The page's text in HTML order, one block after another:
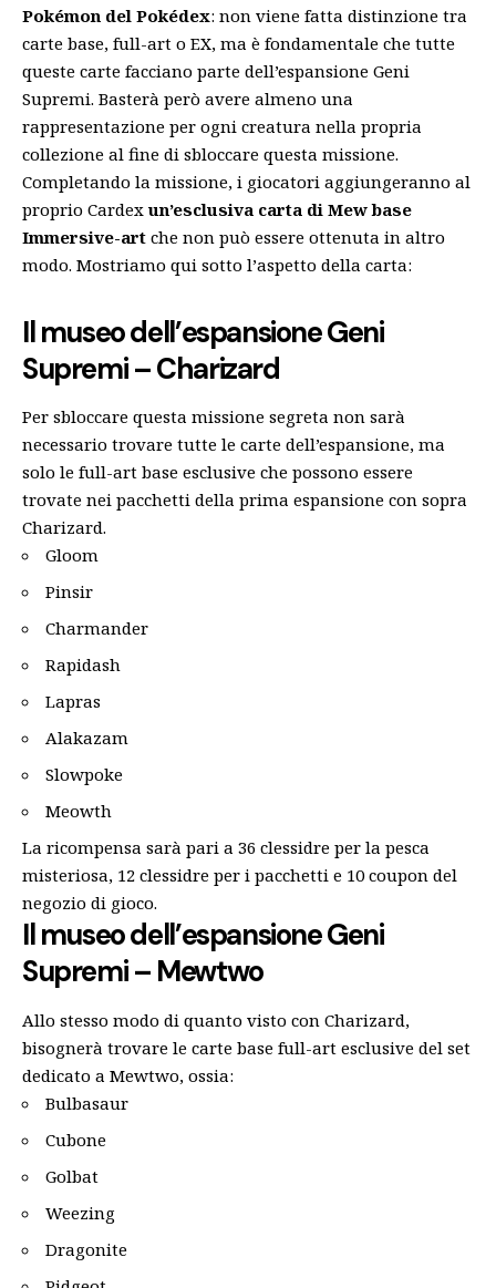
Pokémon del Pokédex: non viene fatta distinzione tra
carte base, full-art o EX, ma è fondamentale che tutte
queste carte facciano parte dell’espansione Geni
Supremi. Basterà però avere almeno una
rappresentazione per ogni creatura nella propria
collezione al fine di sbloccare questa missione.
Completando la missione, i giocatori aggiungeranno al
proprio Cardex un’esclusiva carta di Mew base
Immersive-art che non può essere ottenuta in altro
modo. Mostriamo qui sotto l’aspetto della carta:
Il museo dell’espansione Geni
Supremi – Charizard
Per sbloccare questa missione segreta non sarà
necessario trovare tutte le carte dell’espansione, ma
solo le full-art base esclusive che possono essere
trovate nei pacchetti della prima espansione con sopra
Charizard.
Gloom
Pinsir
Charmander
Rapidash
Lapras
Alakazam
Slowpoke
Meowth
La ricompensa sarà pari a 36 clessidre per la pesca
misteriosa, 12 clessidre per i pacchetti e 10 coupon del
negozio di gioco.
Il museo dell’espansione Geni
Supremi – Mewtwo
Allo stesso modo di quanto visto con Charizard,
bisognerà trovare le carte base full-art esclusive del set
dedicato a Mewtwo, ossia:
Bulbasaur
Cubone
Golbat
Weezing
Dragonite